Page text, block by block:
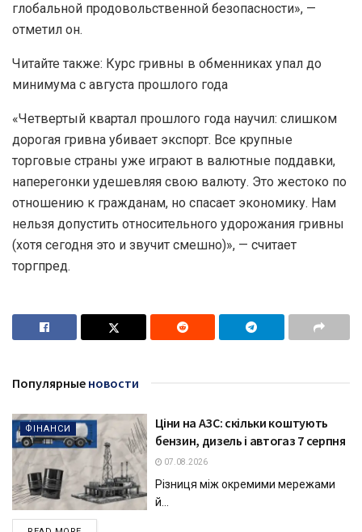
глобальной продовольственной безопасности», —
отметил он.
Читайте также: Курс гривны в обменниках упал до
минимума с августа прошлого года
«Четвертый квартал прошлого года научил: слишком
дорогая гривна убивает экспорт. Все крупные
торговые страны уже играют в валютные поддавки,
наперегонки удешевляя свою валюту. Это жестоко по
отношению к гражданам, но спасает экономику. Нам
нельзя допустить относительного удорожания гривны
(хотя сегодня это и звучит смешно)», — считает
торгпред.
Популярные новости
ФІНАНСИ
Ціни на АЗС: скільки коштують
бензин, дизель і автогаз 7 серпня
07.08.2026
Різниця між окремими мережами
й...